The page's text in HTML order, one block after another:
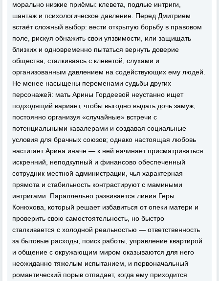
морально низкие приёмы: клевета, подлые интриги,
шантаж и психологическое давление. Перед Дмитрием
встаёт сложный выбор: вести открытую борьбу в правовом
поле, рискуя обнажить свои уязвимости, или защищать
близких и одновременно пытаться вернуть доверие
общества, сталкиваясь с клеветой, слухами и
организованным давлением на содействующих ему людей.
Не менее насыщены переменами судьбы других
персонажей: мать Арины Гордеевой неустанно ищет
подходящий вариант, чтобы выгодно выдать дочь замуж,
постоянно организуя «случайные» встречи с
потенциальными кавалерами и создавая социальные
условия для брачных союзов; однако настоящая любовь
настигает Арина иначе — к ней начинает присматриваться
искренний, неподкупный и финансово обеспеченный
сотрудник местной администрации, чья характерная
прямота и стабильность контрастируют с мамиными
интригами. Параллельно развивается линия Геры
Конюхова, который решает избавиться от опеки матери и
проверить свою самостоятельность, но быстро
сталкивается с холодной реальностью — ответственность
за бытовые расходы, поиск работы, управление квартирой
и общение с окружающим миром оказываются для него
неожиданно тяжелым испытанием, и первоначальный
романтический порыв отпадает, когда ему приходится